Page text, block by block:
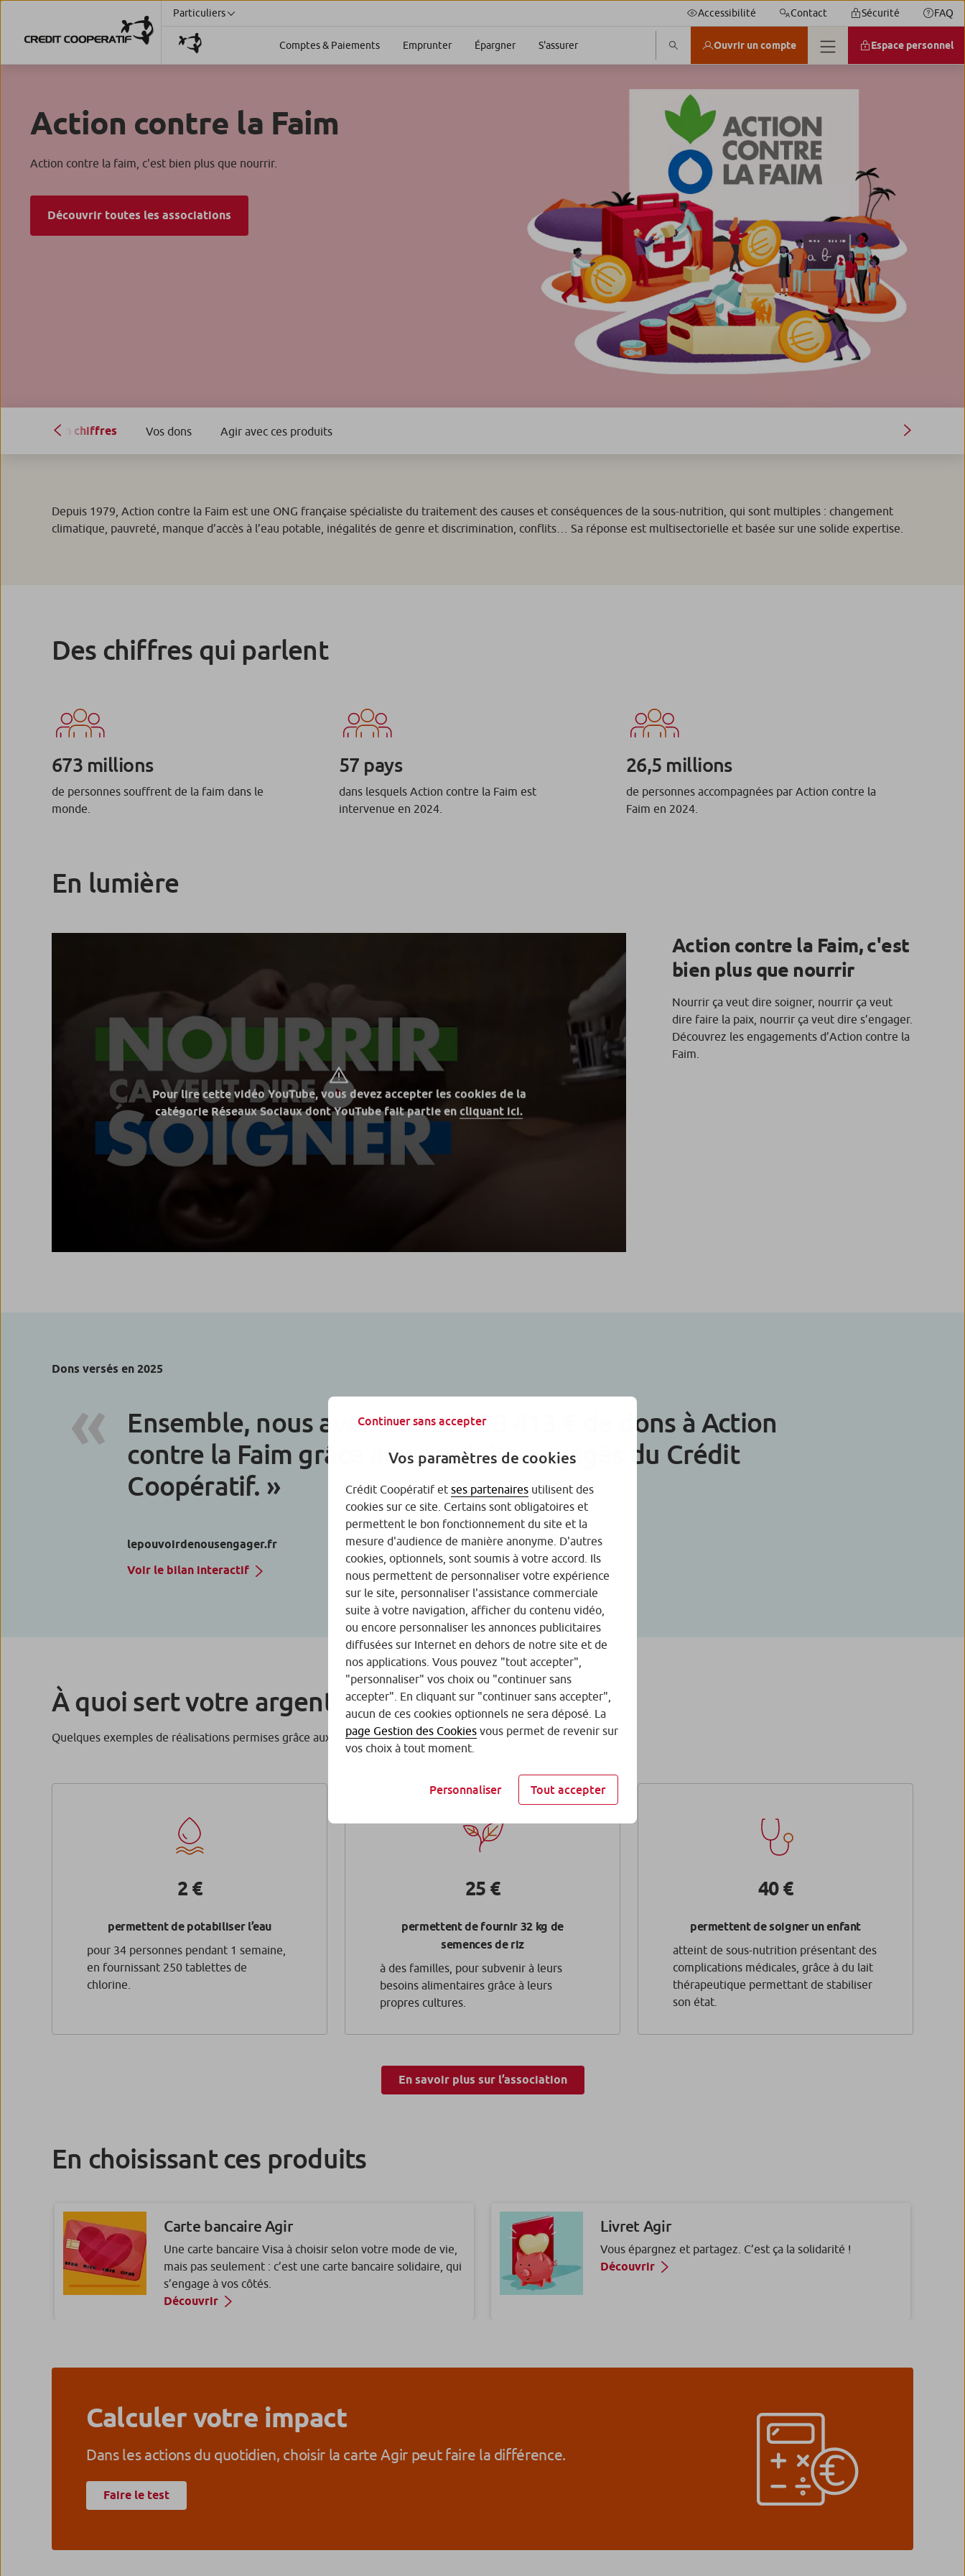
Particuliers Accessibilité Contact Sécurité FAQ
Comptes & Paiements Emprunter Épargner S'assurer Ouvrir un compte Espace personnel
Action contre la Faim
Action contre la faim, c'est bien plus que nourrir.
Découvrir toutes les associations
En chiffres Vos dons Agir avec ces produits
Depuis 1979, Action contre la Faim est une ONG française spécialiste du traitement des causes et conséquences de la sous-nutrition, qui sont multiples : changement
climatique, pauvreté, manque d’accès à l’eau potable, inégalités de genre et discrimination, conflits… Sa réponse est multisectorielle et basée sur une solide expertise.
Des chiffres qui parlent
673 millions
de personnes souffrent de la faim dans le
monde.
57 pays
dans lesquels Action contre la Faim est
intervenue en 2024.
26,5 millions
de personnes accompagnées par Action contre la
Faim en 2024.
En lumière
Pour lire cette vidéo YouTube, vous devez accepter les cookies de la
catégorie Réseaux Sociaux dont YouTube fait partie en cliquant ici.
Action contre la Faim, c'est
bien plus que nourrir
Nourrir ça veut dire soigner, nourrir ça veut
dire faire la paix, nourrir ça veut dire s’engager.
Découvrez les engagements d’Action contre la
Faim.
Dons versés en 2025
Ensemble, nous avons versé 298 413 € de dons à Action
contre la Faim grâce aux produits engagés du Crédit
Coopératif.
lepouvoirdenousengager.fr
Voir le bilan interactif
À quoi sert votre argent
Quelques exemples de réalisations permises grâce aux dons reçus :
2 €
permettent de potabiliser l’eau
pour 34 personnes pendant 1 semaine,
en fournissant 250 tablettes de
chlorine.
25 €
permettent de fournir 32 kg de
semences de riz
à des familles, pour subvenir à leurs
besoins alimentaires grâce à leurs
propres cultures.
40 €
permettent de soigner un enfant
atteint de sous-nutrition présentant des
complications médicales, grâce à du lait
thérapeutique permettant de stabiliser
son état.
En savoir plus sur l’association
En choisissant ces produits
Carte bancaire Agir
Une carte bancaire Visa à choisir selon votre mode de vie,
mais pas seulement : c’est une carte bancaire solidaire, qui
s’engage à vos côtés.
Découvrir
Livret Agir
Vous épargnez et partagez. C’est ça la solidarité !
Découvrir
Livret A comme Agir
Le livret qui favorise l’accès au logement pour tous.
Calculer votre impact
Dans les actions du quotidien, choisir la carte Agir peut faire la différence.
Faire le test
Continuer sans accepter
Vos paramètres de cookies
Crédit Coopératif et ses partenaires utilisent des
cookies sur ce site. Certains sont obligatoires et
permettent le bon fonctionnement du site et la
mesure d'audience de manière anonyme. D'autres
cookies, optionnels, sont soumis à votre accord. Ils
nous permettent de personnaliser votre expérience
sur le site, personnaliser l'assistance commerciale
suite à votre navigation, afficher du contenu vidéo,
ou encore personnaliser les annonces publicitaires
diffusées sur Internet en dehors de notre site et de
nos applications. Vous pouvez "tout accepter",
"personnaliser" vos choix ou "continuer sans
accepter". En cliquant sur "continuer sans accepter",
aucun de ces cookies optionnels ne sera déposé. La
page Gestion des Cookies vous permet de revenir sur
vos choix à tout moment.
Personnaliser Tout accepter